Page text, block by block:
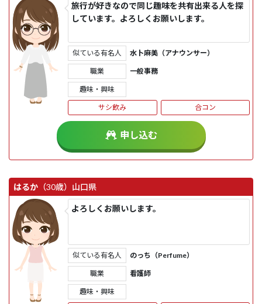
旅行が好きなので同じ趣味を共有出来る人を探
しています。よろしくお願いします。
似ている有名人 水卜麻美（アナウンサー）
職業 一般事務
趣味・興味
サシ飲み 合コン
申し込む
はるか （30歳） 山口県
よろしくお願いします。
似ている有名人 のっち（Perfume）
職業 看護師
趣味・興味